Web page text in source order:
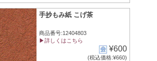
手抄もみ紙 こげ茶
商品番号:12404803
▶詳しくはこちら
¥600
(税込価格:¥660)